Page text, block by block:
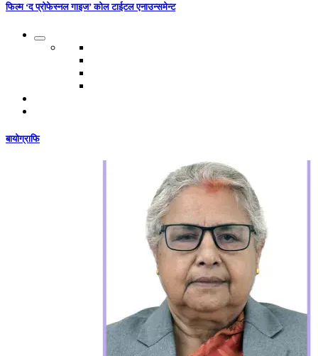
फिल्म ‘द प्रोफेस्नल गाइज’ कोल टाईटल एनाउन्समेन्ट
बायोग्राफि